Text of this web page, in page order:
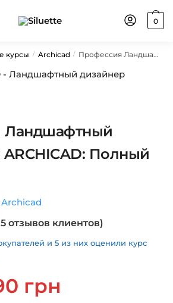
0
курсы / Archicad / Профессия Ландшафтный дизайнер в ARCHICAD: Полный курс
Ландшафтный
Полный
Archicad
5отзывов клиентов)
и 5 из них оценили курс
грн